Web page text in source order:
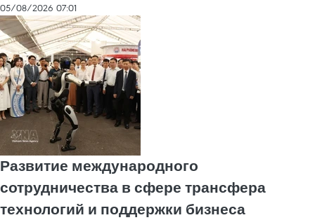
05/08/2026 07:01
Развитие международного
сотрудничества в сфере трансфера
технологий и поддержки бизнеса